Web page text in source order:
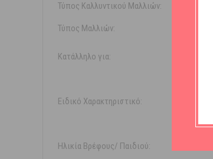
Τύπος Καλλυντικού Μαλλιών:
Τύπος Μαλλιών:
Κατάλληλο για:
Ειδικό Χαρακτηριστικό:
Ηλικία Βρέφους/ Παιδιού: